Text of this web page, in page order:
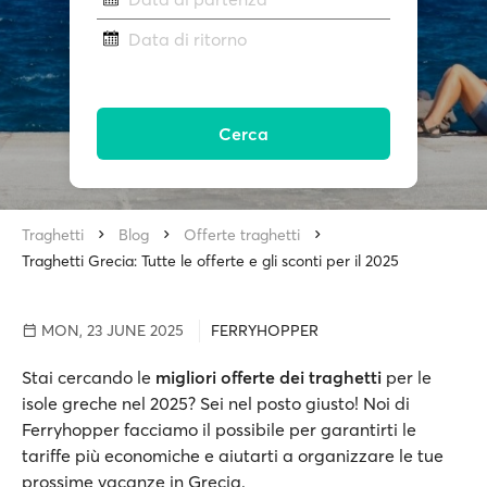
Data di ritorno
Cerca
Traghetti Blog
Offerte traghetti
Traghetti Grecia: Tutte le offerte e gli sconti per il 2025
MON, 23 JUNE 2025 FERRYHOPPER
Stai cercando le migliori offerte dei traghetti per le
isole greche nel 2025? Sei nel posto giusto! Noi di
Ferryhopper facciamo il possibile per garantirti le
tariffe più economiche e aiutarti a organizzare le tue
prossime vacanze in Grecia.